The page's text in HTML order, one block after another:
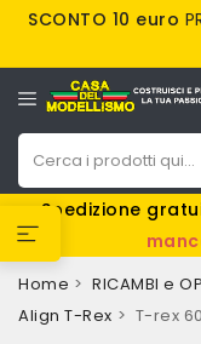
SCONTO 10 euro
Spedizione
Home RICAMBI e
Align T-Rex
T-rex